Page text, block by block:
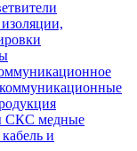
СКС медные
и